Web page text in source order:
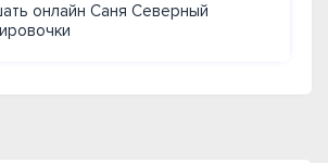
онлайн Саня Северный